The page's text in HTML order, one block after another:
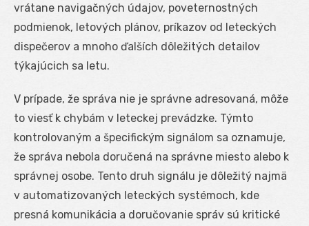
vrátane navigačných údajov, poveternostných
podmienok, letových plánov, príkazov od leteckých
dispečerov a mnoho ďalších dôležitých detailov
týkajúcich sa letu.
V prípade, že správa nie je správne adresovaná, môže
to viesť k chybám v leteckej prevádzke. Týmto
kontrolovaným a špecifickým signálom sa oznamuje,
že správa nebola doručená na správne miesto alebo k
správnej osobe. Tento druh signálu je dôležitý najmä
v automatizovaných leteckých systémoch, kde
presná komunikácia a doručovanie správ sú kritické